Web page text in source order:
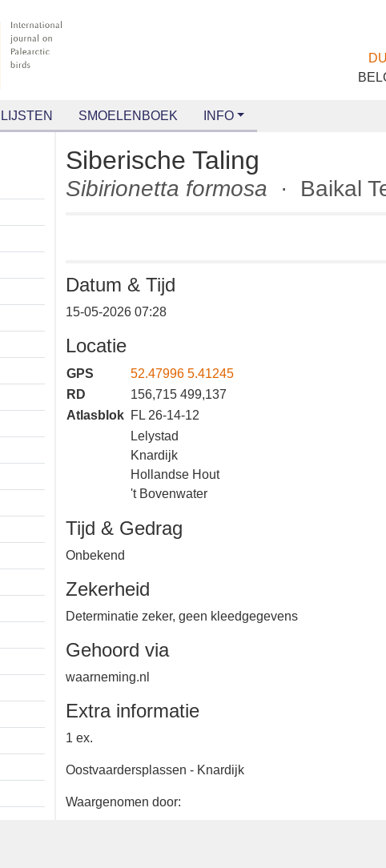
LIJSTEN SMOELENBOEK INFO
Siberische Taling
Sibirionetta formosa · Baikal
Datum & Tijd
15-05-2026 07:28
Locatie
GPS
52.47996 5.41245
RD
156,715 499,137
Atlasblok FL 26-14-12
Lelystad
Knardijk
Hollandse Hout
't Bovenwater
Tijd & Gedrag
Onbekend
Zekerheid
Determinatie zeker, geen
Gehoord via
Extra informatie